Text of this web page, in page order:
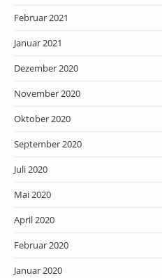
Februar 2021
Januar 2021
Dezember 2020
November 2020
Oktober 2020
September 2020
Juli 2020
Mai 2020
April 2020
Februar 2020
Januar 2020